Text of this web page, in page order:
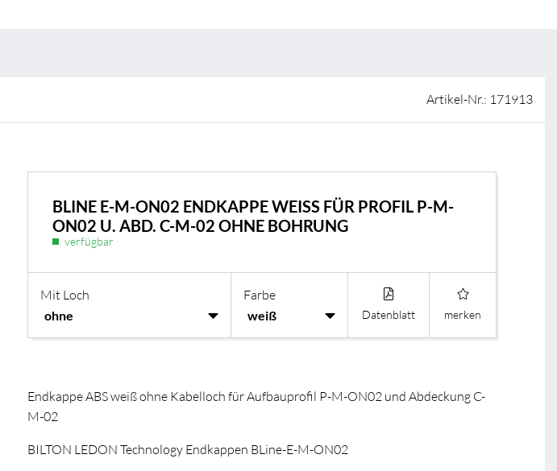
BL Shine Netzteile
BL Netzteile Basic
BL Controller
BL Funk
Artikel-Nr.: 171913
BLINE E-M-ON02 ENDKAPPE WEISS FÜR PROFIL P-M-O
N02 U. ABD. C-M-02 OHNE BOHRUNG
verfügbar
Mit Loch Farbe
Datenblatt merken
Endkappe ABS weiß ohne Kabelloch für Aufbauprofil P-M-ON02 und Abdeckung C-
M-02
BILTON LEDON Technology Endkappen BLine-E-M-ON02